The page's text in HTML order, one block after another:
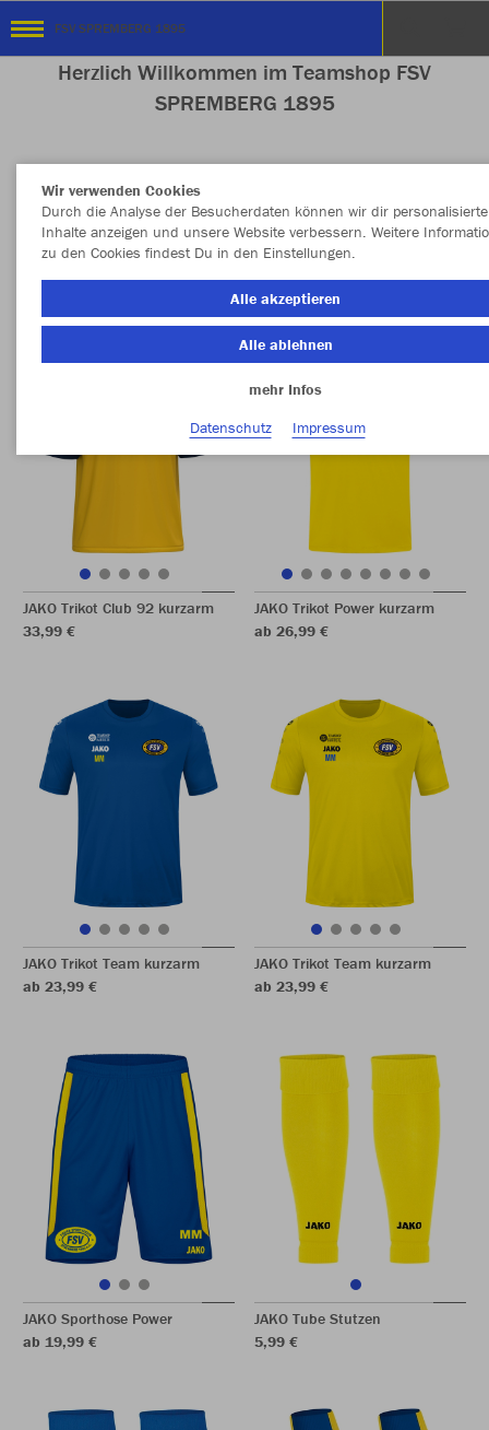
FSV SPREMBERG 1895
Herzlich Willkommen im Teamshop FSV
SPREMBERG 1895
Nachhaltig Farbe
JAKO Trikot Club 92 kurzarm
33,99 €
JAKO Trikot Power kurzarm
ab 26,99 €
JAKO Trikot Team kurzarm
ab 23,99 €
JAKO Trikot Team kurzarm
ab 23,99 €
JAKO Sporthose Power
ab 19,99 €
JAKO Tube Stutzen
5,99 €
Wir verwenden Cookies
Durch die Analyse der Besucherdaten können wir dir personalisierte
Inhalte anzeigen und unsere Website verbessern. Weitere
zu den Cookies findest Du in den Einstellungen.
Alle akzeptieren
Alle ablehnen
mehr Infos
Datenschutz
Impressum